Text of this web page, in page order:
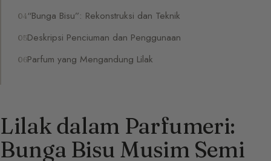
“Bunga Bisu”: Rekonstruksi dan Teknik
Deskripsi Penciuman dan Penggunaan
Parfum yang Mengandung Lilak
Lilak dalam Parfumeri:
Bunga Bisu Musim Semi